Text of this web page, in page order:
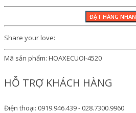
Share your love:
Mã sản phẩm: HOAXECUOI-4520
HỖ TRỢ KHÁCH HÀNG
Điện thoại: 0919.946.439 - 028.7300.9960